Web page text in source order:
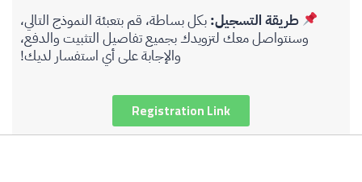
طريقة التسجيل: بكل بساطة، قم بتعبئة النموذج التالي،
وسنتواصل معك لتزويدك بجميع تفاصيل التثبيت والدفع،
والإجابة على أي استفسار لديك!
Registration Link